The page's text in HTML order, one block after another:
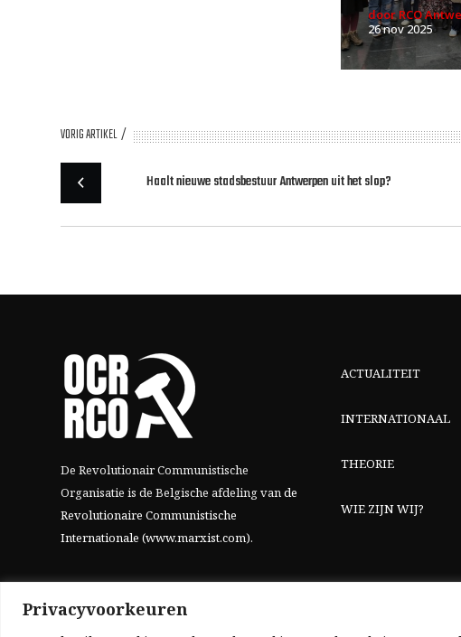
Privacyvoorkeuren
door RCO
26 nov 2025
VORIG ARTIKEL
Haalt nieuwe stadsbestuur Antwerpen uit het slop?
De Revolutionair Communistische
Organisatie is de Belgische afdeling vande
Revolutionaire Communistische
Internationale (www.marxist.com).
ACTUALITEIT
INTERNATIONAAL
THEORIE
WIE ZIJN WIJ?